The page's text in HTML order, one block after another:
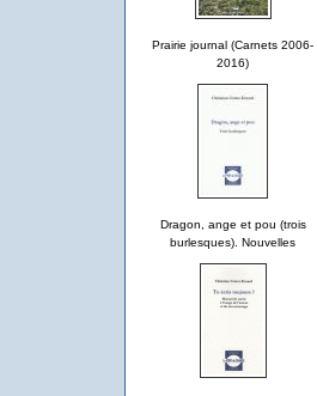
Prairie journal (Carnets 2006-
2016)
Dragon, ange et pou (trois
burlesques). Nouvelles